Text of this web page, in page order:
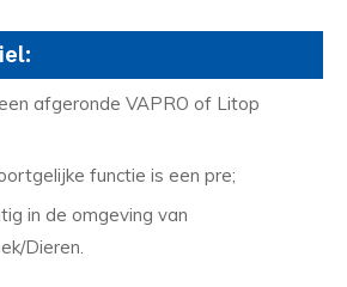
afgeronde VAPRO of Litop
functie is een pre;
in de omgeving van
Dieren.